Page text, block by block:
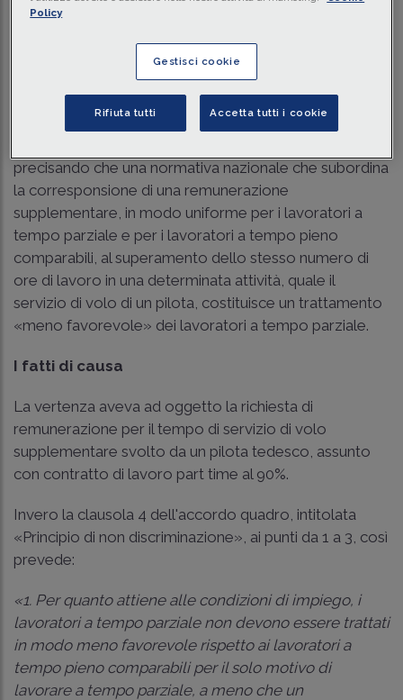
8 min.
Con la sentenza n. C-660/20 del 19 ottobre 2023 la
Corte Europea si pronuncia in via pregiudiziale sul tema
precisando che una normativa nazionale che subordina
la corresponsione di una remunerazione
supplementare, in modo uniforme per i lavoratori a
tempo parziale e per i lavoratori a tempo pieno
comparabili, al superamento dello stesso numero di
ore di lavoro in una determinata attività, quale il
servizio di volo di un pilota, costituisce un trattamento
«meno favorevole» dei lavoratori a tempo parziale.
I fatti di causa
La vertenza aveva ad oggetto la richiesta di
remunerazione per il tempo di servizio di volo
supplementare svolto da un pilota tedesco, assunto
con contratto di lavoro part time al 90%.
Invero la clausola 4 dell'accordo quadro, intitolata
«Principio di non discriminazione», ai punti da 1 a 3, così
prevede:
«1. Per quanto attiene alle condizioni di impiego, i
lavoratori a tempo parziale non devono essere trattati
in modo meno favorevole rispetto ai lavoratori a
tempo pieno comparabili per il solo motivo di
lavorare a tempo parziale, a meno che un
Policy
Gestisci cookie
Rifiuta tutti Accetta tutti i cookie